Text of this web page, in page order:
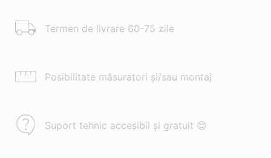
Termen de livrare 60-75 zile
Posibilitate măsuratori și/sau montaj
Suport tehnic accesibil și gratuit 😊